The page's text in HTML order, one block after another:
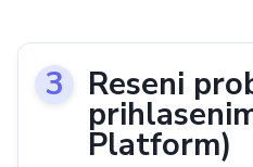
Reseni
Platform)